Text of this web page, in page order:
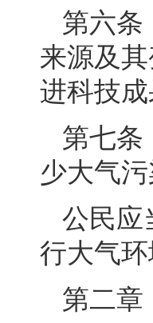
第六
来源及
进科技
第七
少大气
公民应
行大气环
第二